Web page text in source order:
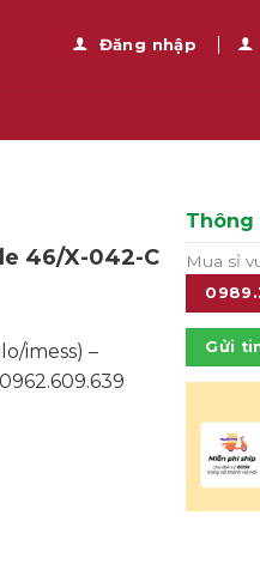
Đăng nhập
46/X-042-C
imess) –
C số lượng
Thông
Mua sỉ
Gửi